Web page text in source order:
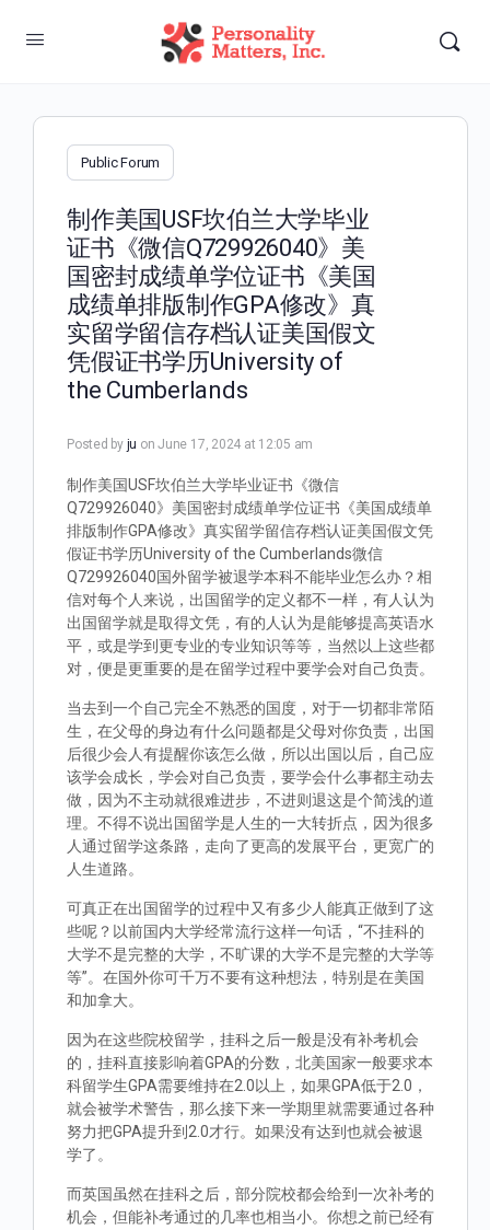
Public Forum
制作美国USF坎伯兰大学毕业
证书《微信Q729926040》美
国密封成绩单学位证书《美国
成绩单排版制作GPA修改》真
实留学留信存档认证美国假文
凭假证书学历University of
the Cumberlands
Posted by ju on June 17, 2024 at 12:05 am
制作美国USF坎伯兰大学毕业证书《微信
Q729926040》美国密封成绩单学位证书《美国成绩单
排版制作GPA修改》真实留学留信存档认证美国假文凭
假证书学历University of the Cumberlands微信
Q729926040国外留学被退学本科不能毕业怎么办？相
信对每个人来说，出国留学的定义都不一样，有人认为
出国留学就是取得文凭，有的人认为是能够提高英语水
平，或是学到更专业的专业知识等等，当然以上这些都
对，便是更重要的是在留学过程中要学会对自己负责。
当去到一个自己完全不熟悉的国度，对于一切都非常陌
生，在父母的身边有什么问题都是父母对你负责，出国
后很少会人有提醒你该怎么做，所以出国以后，自己应
该学会成长，学会对自己负责，要学会什么事都主动去
做，因为不主动就很难进步，不进则退这是个简浅的道
理。不得不说出国留学是人生的一大转折点，因为很多
人通过留学这条路，走向了更高的发展平台，更宽广的
人生道路。
可真正在出国留学的过程中又有多少人能真正做到了这
些呢？以前国内大学经常流行这样一句话，“不挂科的
大学不是完整的大学，不旷课的大学不是完整的大学等
等”。在国外你可千万不要有这种想法，特别是在美国
和加拿大。
因为在这些院校留学，挂科之后一般是没有补考机会
的，挂科直接影响着GPA的分数，北美国家一般要求本
科留学生GPA需要维持在2.0以上，如果GPA低于2.0，
就会被学术警告，那么接下来一学期里就需要通过各种
努力把GPA提升到2.0才行。如果没有达到也就会被退
学了。
而英国虽然在挂科之后，部分院校都会给到一次补考的
机会，但能补考通过的几率也相当小。你想之前已经有